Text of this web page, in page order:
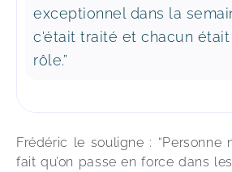
exceptionnel dans la
c'était traité et chacun était
rôle.”
Frédéric le souligne : “Personne
fait qu’on passe en force dans